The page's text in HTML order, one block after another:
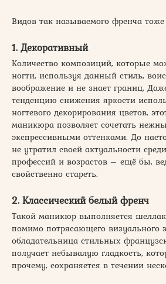
Видов так называемого френча
1. Декоративный
Количество композиций, которые
ногти, используя данный стиль,
воображение и не знает границ.
тенденцию снижения яркости
ногтевого декорирования цветов,
маникюра позволяет сочетать
экспрессивными оттенками. До
не утратил своей актуальности
профессий и возрастов – ещё бы,
свойственно стареть.
2. Классический белый френч
Такой маникюр выполняется
помимо потрясающего визуального
обладательница стильных
получает небывалую гладкость,
прочему, сохраняется в течении